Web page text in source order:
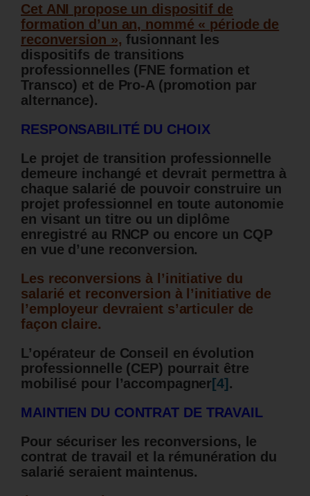
Cet ANI propose un dispositif de
formation d’un an, nommé « période de
reconversion », fusionnant les
dispositifs de transitions
professionnelles (FNE formation et
Transco) et de Pro-A (promotion par
alternance).
RESPONSABILITÉ DU CHOIX
Le projet de transition professionnelle
demeure inchangé et devrait permettra à
chaque salarié de pouvoir construire un
projet professionnel en toute autonomie
en visant un titre ou un diplôme
enregistré au RNCP ou encore un CQP
en vue d’une reconversion.
Les reconversions à l’initiative du
salarié et reconversion à l’initiative de
l’employeur devraient s’articuler de
façon claire.
L’opérateur de Conseil en évolution
professionnelle (CEP) pourrait être
mobilisé pour l’accompagner [4] .
MAINTIEN DU CONTRAT DE TRAVAIL
Pour sécuriser les reconversions, le
contrat de travail et la rémunération du
salarié seraient maintenus.